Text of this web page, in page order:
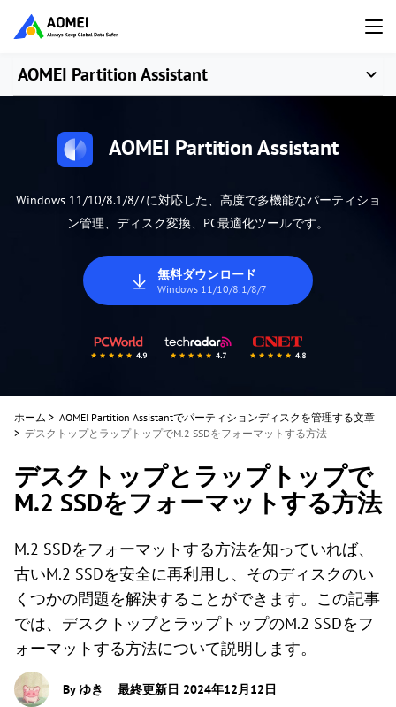
AOMEI Partition Assistant
AOMEI Partition Assistant
Windows 11/10/8.1/8/7に対応した、高度で多機能なパーティショ
ン管理、ディスク変換、PC最適化ツールです。
無料ダウンロード
Windows 11/10/8.1/8/7
ホーム > AOMEI Partition Assistantでパーティションディスクを管理する文章
> デスクトップとラップトップでM.2 SSDをフォーマットする方法
デスクトップとラップトップで
M.2 SSDをフォーマットする方法
M.2 SSDをフォーマットする方法を知っていれば、
古いM.2 SSDを安全に再利用し、そのディスクのい
くつかの問題を解決することができます。この記事
では、デスクトップとラップトップのM.2 SSDをフ
ォーマットする方法について説明します。
By ゆき
最終更新日 2024年12月12日